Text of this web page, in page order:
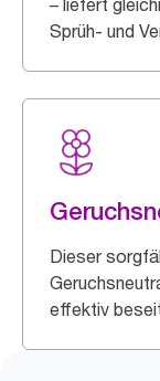
Sprüh- und
Dieser
effektiv